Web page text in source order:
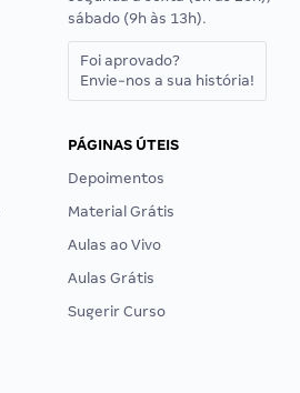
sábado (9h às 13h).
Foi aprovado?
Envie-nos a sua história!
PÁGINAS ÚTEIS
Depoimentos
Material Grátis
Aulas ao Vivo
Aulas Grátis
Sugerir Curso